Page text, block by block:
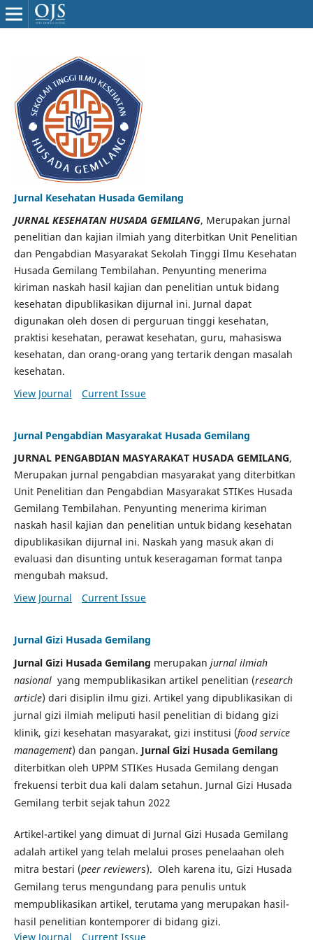
Jurnal Kesehatan Husada Gemilang
JURNAL KESEHATAN HUSADA GEMILANG, Merupakan jurnal
penelitian dan kajian ilmiah yang diterbitkan Unit Penelitian
dan Pengabdian Masyarakat Sekolah Tinggi Ilmu Kesehatan
Husada Gemilang Tembilahan. Penyunting menerima
kiriman naskah hasil kajian dan penelitian untuk bidang
kesehatan dipublikasikan dijurnal ini. Jurnal dapat
digunakan oleh dosen di perguruan tinggi kesehatan,
praktisi kesehatan, perawat kesehatan, guru, mahasiswa
kesehatan, dan orang-orang yang tertarik dengan masalah
kesehatan.
View Journal
Current Issue
Jurnal Pengabdian Masyarakat Husada Gemilang
JURNAL PENGABDIAN MASYARAKAT HUSADA GEMILANG,
Merupakan jurnal pengabdian masyarakat yang diterbitkan
Unit Penelitian dan Pengabdian Masyarakat STIKes Husada
Gemilang Tembilahan. Penyunting menerima kiriman
naskah hasil kajian dan penelitian untuk bidang kesehatan
dipublikasikan dijurnal ini. Naskah yang masuk akan di
evaluasi dan disunting untuk keseragaman format tanpa
mengubah maksud.
View Journal
Current Issue
Jurnal Gizi Husada Gemilang
Jurnal Gizi Husada Gemilang merupakan jurnal ilmiah
nasionalyang mempublikasikan artikel penelitian (research
article) dari disiplin ilmu gizi. Artikel yang dipublikasikan di
jurnal gizi ilmiah meliputi hasil penelitian di bidang gizi
klinik, gizi kesehatan masyarakat, gizi institusi (food service
management) dan pangan. Jurnal Gizi Husada Gemilang
diterbitkan oleh UPPM STIKes Husada Gemilang dengan
frekuensi terbit dua kali dalam setahun. Jurnal Gizi Husada
Gemilang terbit sejak tahun 2022
Artikel-artikel yang dimuat di Jurnal Gizi Husada Gemilang
adalah artikel yang telah melalui proses penelaahan oleh
mitra bestari (peer reviewers). Oleh karena itu, Gizi Husada
Gemilang terus mengundang para penulis untuk
mempublikasikan artikel, terutama yang merupakan hasil-
hasil penelitian kontemporer di bidang gizi.
View Journal
Current Issue